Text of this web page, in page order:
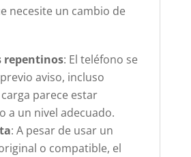
necesite un cambio de
repentinos: El teléfono se
aviso, incluso
parece estar
a un nivel adecuado.
: A pesar de usar un
o compatible, el